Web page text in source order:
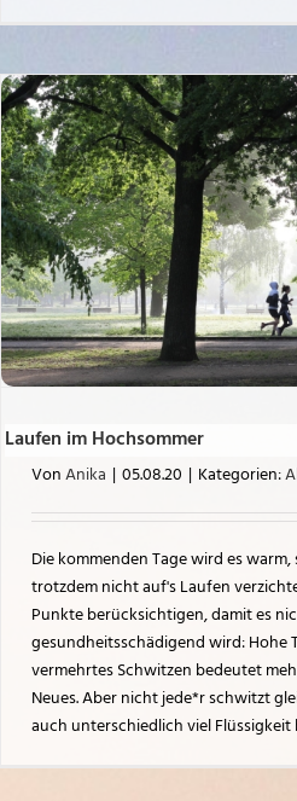
Laufen im Hochsommer
VonAnika | 05.08.20 | Kategorien:
Die kommenden Tage wird es
trotzdem nicht auf's Laufen
Punkte berücksichtigen, damit es
gesundheitsschädigend wird: Hohe
vermehrtes Schwitzen bedeutet
Neues. Aber nicht jede*r schwitzt
auch unterschiedlich viel Flüssigkeit